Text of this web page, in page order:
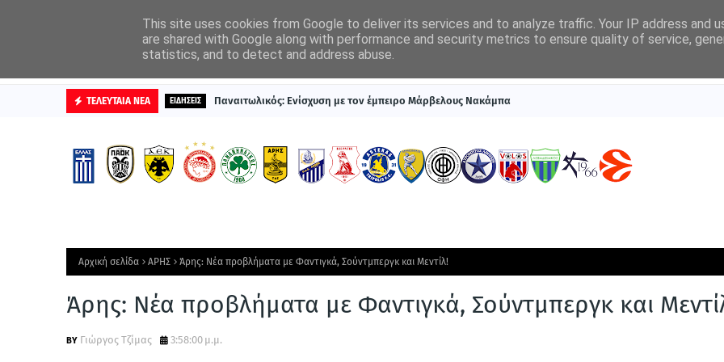
ΒΑΘΜΟΛΟΓΙΕΣ ΠΡΩΤΟΣΕΛΙΔΑ
ΤΕΛΕΥΤΑΙΑ ΝΕΑ ΕΙΔΗΣΕΙΣ Παναιτωλικός: Ενίσχυση με τον έμπειρο Μάρβελους Νακάμπα
Αρχική σελίδα ΑΡΗΣ Άρης: Νέα προβλήματα με Φαντιγκά, Σούντμπεργκ και Μεντίλ!
Άρης: Νέα προβλήματα με Φαντιγκά, Σούντμπεργκ και
Γιώργος Τζίμας 3:58:00 μ.μ.
This site uses cookies from Google to deliver its services and to analyze traffic. Your IP address and
are shared with Google along with performance and security metrics to ensure quality of service,
statistics, and to detect and address abuse.